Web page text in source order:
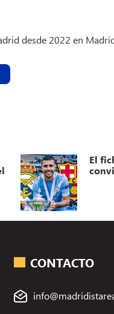
desde 2022 en
El
CONTACTO